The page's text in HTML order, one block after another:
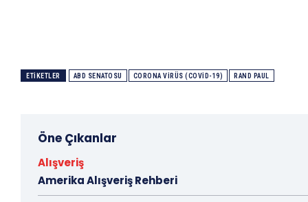
ETIKETLER ABD SENATOSU CORONA VIRÜS (COVID-19) RAND PAUL
Öne Çıkanlar
Alışveriş
Amerika Alışveriş Rehberi